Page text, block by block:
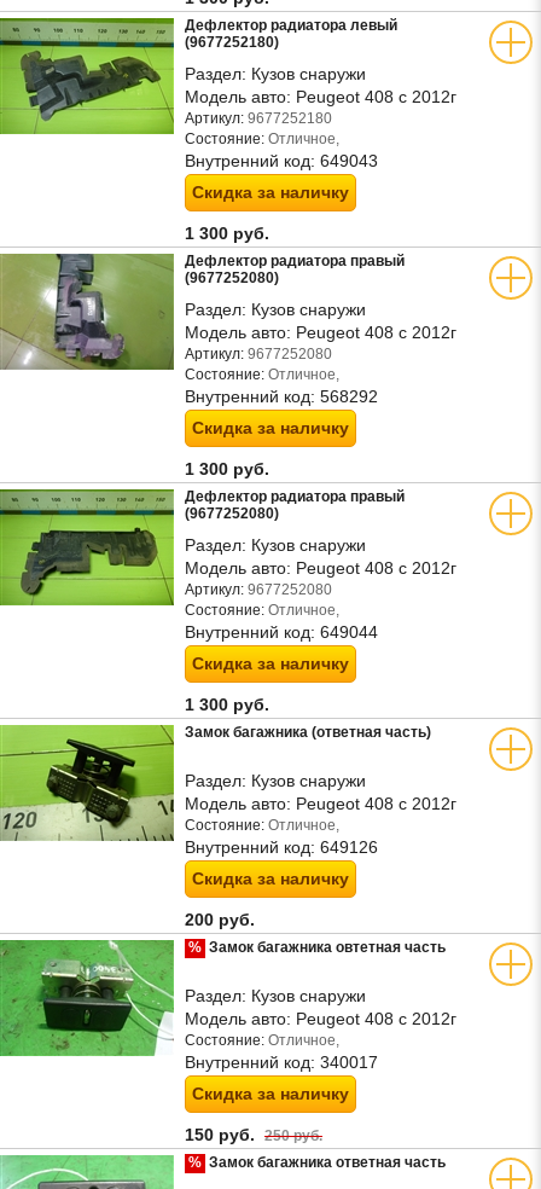
Дефлектор радиатора левый
(9677252180)
Раздел: Кузов снаружи
Модель авто: Peugeot 408 с 2012г
Артикул: 9677252180
Состояние: Отличное,
Внутренний код: 649043
Скидка за наличку
1 300 руб.
Дефлектор радиатора правый
(9677252080)
Раздел: Кузов снаружи
Модель авто: Peugeot 408 с 2012г
Артикул: 9677252080
Состояние: Отличное,
Внутренний код: 568292
Скидка за наличку
1 300 руб.
Дефлектор радиатора правый
(9677252080)
Раздел: Кузов снаружи
Модель авто: Peugeot 408 с 2012г
Артикул: 9677252080
Состояние: Отличное,
Внутренний код: 649044
Скидка за наличку
1 300 руб.
Замок багажника (ответная часть)
Раздел: Кузов снаружи
Модель авто: Peugeot 408 с 2012г
Состояние: Отличное,
Внутренний код: 649126
Скидка за наличку
200 руб.
% Замок багажника овтетная часть
Раздел: Кузов снаружи
Модель авто: Peugeot 408 с 2012г
Состояние: Отличное,
Внутренний код: 340017
Скидка за наличку
150 руб. 250 руб.
% Замок багажника ответная часть